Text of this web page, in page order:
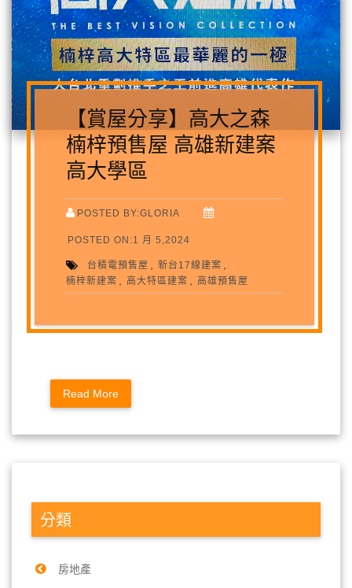
【賞屋分享】高大之森
楠梓預售屋 高雄新建案
高大學區
POSTED BY:GLORIA
POSTED ON:1 月 5,2024
台積電預售屋 ,新台17線建案
楠梓新建案 ,高大特區建案 ,高雄預售屋
Read More
分類
房地產